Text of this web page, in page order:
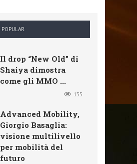
POPULAR
Il drop “New Old” di
Shaiya dimostra
come gli MMO ...
135
Advanced Mobility,
Giorgio Basaglia:
visione multilivello
per mobilità del
futuro